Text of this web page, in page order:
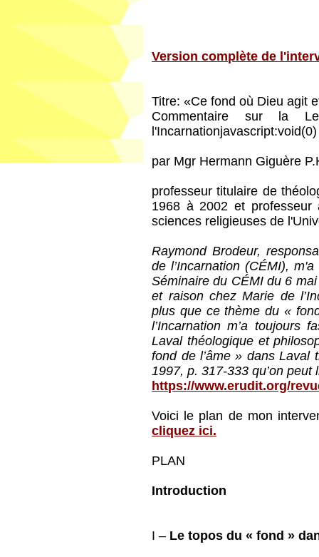
Version complète de
Titre: «Ce fond où Dieu agit
Commentaire sur la
l'Incarnationjavascript:void(0)
par Mgr Hermann Giguère
professeur titulaire de
1968 à 2002 et
sciences religieuses de
Raymond Brodeur,
de l’Incarnation (CÉMI),
Séminaire du CÉMI du 6
et raison chez Marie de
plus que ce thème du «
l’Incarnation m’a toujours
Laval théologique et
fond de l’âme » dans Laval
1997, p. 317-333 qu’on peut
https://www.erudit.org/
Voici le plan de mon
cliquez ici.
PLAN
Introduction
I – Le topos du « fond »